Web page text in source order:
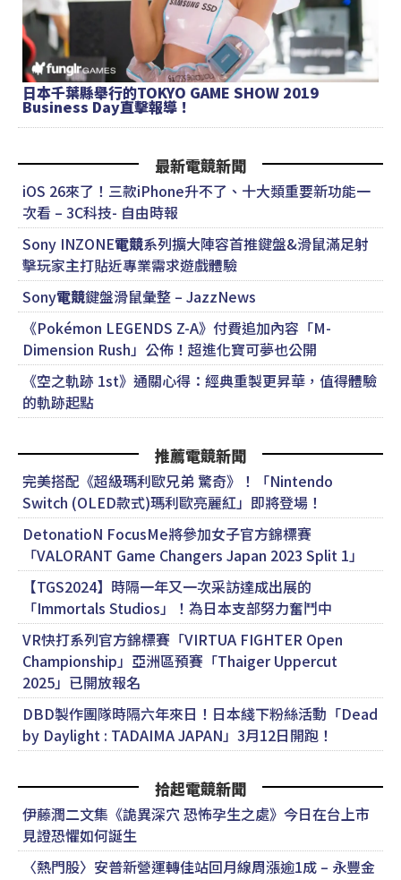
日本千葉縣舉行的TOKYO GAME SHOW 2019
Business Day直擊報導！
最新電競新聞
iOS 26來了！三款iPhone升不了、十大類重要新功能一
次看 – 3C科技- 自由時報
Sony INZONE電競系列擴大陣容首推鍵盤&滑鼠滿足射
擊玩家主打貼近專業需求遊戲體驗
Sony電競鍵盤滑鼠彙整 – JazzNews
《Pokémon LEGENDS Z-A》付費追加內容「M-
Dimension Rush」公佈！超進化寶可夢也公開
《空之軌跡 1st》通關心得：經典重製更昇華，值得體驗
的軌跡起點
推薦電競新聞
完美搭配《超級瑪利歐兄弟 驚奇》！「Nintendo
Switch (OLED款式)瑪利歐亮麗紅」即將登場！
DetonatioN FocusMe將參加女子官方錦標賽
「VALORANT Game Changers Japan 2023 Split 1」
【TGS2024】時隔一年又一次采訪達成出展的
「Immortals Studios」！為日本支部努力奮鬥中
VR快打系列官方錦標賽「VIRTUA FIGHTER Open
Championship」亞洲區預賽「Thaiger Uppercut
2025」已開放報名
DBD製作團隊時隔六年來日！日本綫下粉絲活動「Dead
by Daylight : TADAIMA JAPAN」3月12日開跑！
拾起電競新聞
伊藤潤二文集《詭異深穴 恐怖孕生之處》今日在台上市
見證恐懼如何誕生
〈熱門股〉安普新營運轉佳站回月線周漲逾1成 – 永豐金